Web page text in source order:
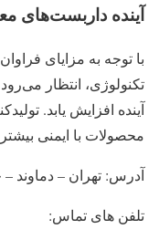
آینده داربست‌های
با توجه به مزایای
تکنولوژی، انتظار
آینده افزایش یابد.
محصولات با ایمنی
آدرس: تهران – دماوند
تلفن های تماس: